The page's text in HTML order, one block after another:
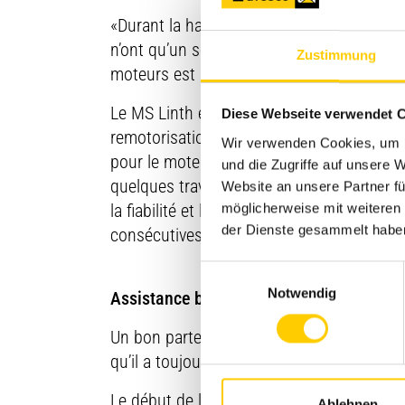
Zustimmung
Diese Webseite verwendet
Wir verwenden Cookies,
und die Zugriffe auf unsere
Website an unsere Partner
möglicherweise mit
der Dienste gesammelt
Notwendig
«Durant la haute saison, tous nos
n’ont qu’un seul moteur et la ZSG n’a
moteurs est un facteur absolument
Le MS Linth est le quatrième bateau de
remotorisation en 2011, nous n’avions
pour le moteur avec le kilométrage
quelques travaux d’entretien et à peine
la fiabilité et la consommation, ceci était
consécutives.
Assistance bénéfique durant la phase
Un bon partenariat s’est établi depuis
qu’il a toujours les mêmes trois
Le début de la collaboration s’était déjà